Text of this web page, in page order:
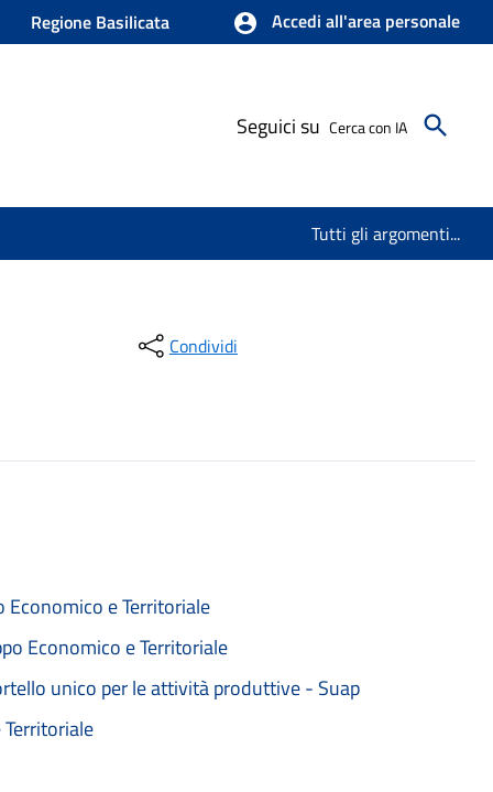
Regione Basilicata Accedi all'area personale
Seguici su Cerca con IA
Tutti gli argomenti...
Condividi
e Territoriale
Economico e Territoriale
unico per le attività produttive - Suap